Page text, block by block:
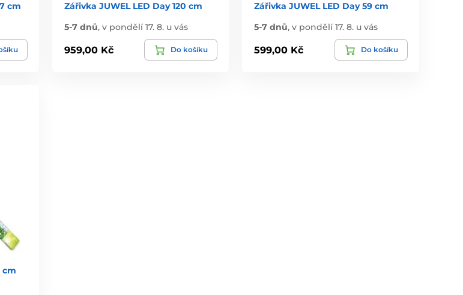
cm
Zářivka JUWEL LED Day 120 cm
5-7 dnů, v pondělí 17. 8. u vás
959,00 Kč Do košíku
Zářivka JUWEL LED Day 59 cm
5-7 dnů,v pondělí 17. 8. u vás
599,00 Kč Do košíku
cm